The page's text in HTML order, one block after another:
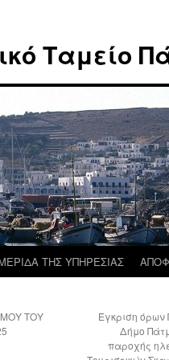
Ταμείο
ΤΗΣ ΥΠΗΡΕΣΙΑΣ
ΤΟΥ
Έγκριση
Δήμο
παροχής